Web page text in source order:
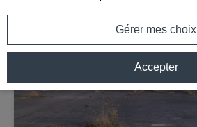
Gérer mes choix
Accepter